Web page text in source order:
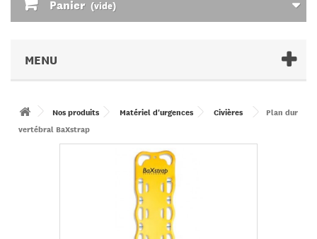
Panier (vide)
MENU
Nos produits Matériel d'urgences Civières
Plan dur
vertébral BaXstrap